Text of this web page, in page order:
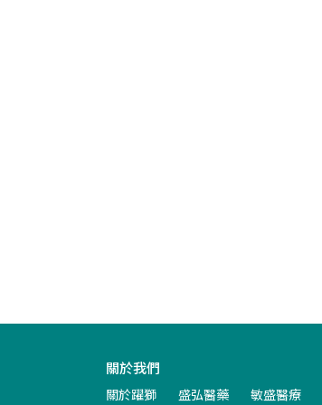
關於我們
關於躍獅 盛弘醫藥 敏盛醫療